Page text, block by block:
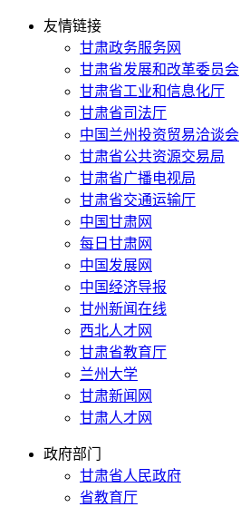
友情链接
甘肃政务服务网
甘肃省发展和改革委员会
甘肃省工业和信息化厅
甘肃省司法厅
中国兰州投资贸易洽谈会
甘肃省公共资源交易局
甘肃省广播电视局
甘肃省交通运输厅
中国甘肃网
每日甘肃网
中国发展网
中国经济导报
甘州新闻在线
西北人才网
甘肃省教育厅
兰州大学
甘肃新闻网
甘肃人才网
政府部门
甘肃省人民政府
省教育厅